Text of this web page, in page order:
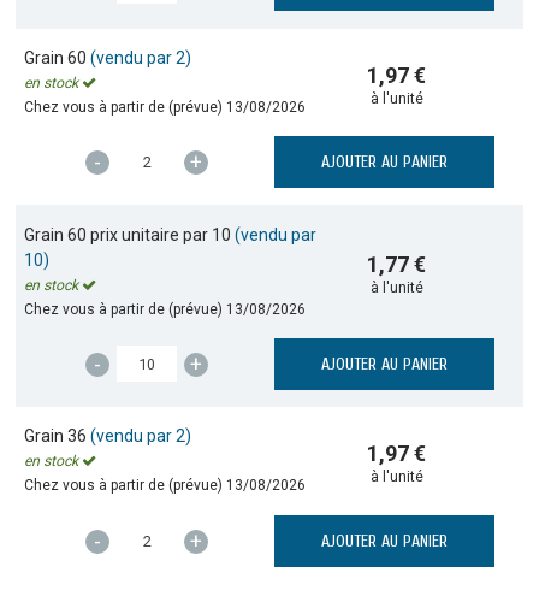
Grain 60(vendu par 2)
en stock
Chez vous à partir de (prévue) 13/08/2026
1,97 €
à l'unité
- + AJOUTER AU PANIER
Grain 60 prix unitaire par 10(vendu par
10)
en stock
Chez vous à partir de (prévue) 13/08/2026
1,77 €
à l'unité
- + AJOUTER AU PANIER
Grain 36(vendu par 2)
en stock
Chez vous à partir de (prévue) 13/08/2026
1,97 €
à l'unité
- + AJOUTER AU PANIER